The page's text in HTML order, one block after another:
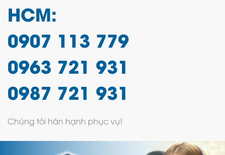
HCM:
0907 113 779
0963 721 931
0987 721 931
Chúng tôi hân hạnh phục vụ!